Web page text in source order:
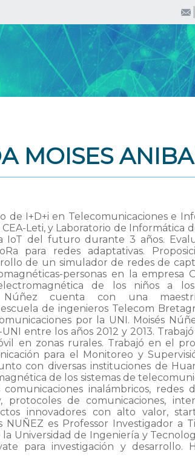
MOISES
de I+D+i en Telecomunicaciones e
CEA-Leti, y Laboratorio de Informática
IoT del futuro durante 3 años.
para redes adaptativas.
de un simulador de redes de
personas en la empresa
de los niños a
Núñez cuenta con una
de ingenieros Telecom
por la UNI. Moisés
entre los años 2012 y 2013.
en zonas rurales. Trabajó en el
para el Monitoreo y
con diversas instituciones de
de los sistemas de
inalámbricos, redes
protocoles de comunicaciones,
innovadores con alto valor,
NUÑEZ es Professor Investigador a
Universidad de Ingeniería y
para investigación y desarrollo.